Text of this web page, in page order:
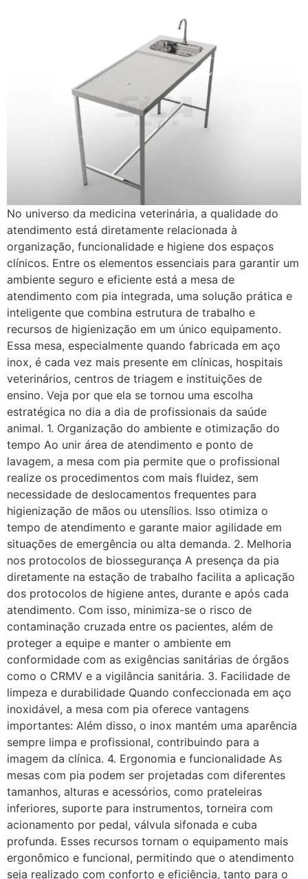
No universo da medicina veterinária, a qualidade do
atendimento está diretamente relacionada à
organização, funcionalidade e higiene dos espaços
clínicos. Entre os elementos essenciais para garantir um
ambiente seguro e eficiente está a mesa de
atendimento com pia integrada, uma solução prática e
inteligente que combina estrutura de trabalho e
recursos de higienização em um único equipamento.
Essa mesa, especialmente quando fabricada em aço
inox, é cada vez mais presente em clínicas, hospitais
veterinários, centros de triagem e instituições de
ensino. Veja por que ela se tornou uma escolha
estratégica no dia a dia de profissionais da saúde
animal. 1. Organização do ambiente e otimização do
tempo Ao unir área de atendimento e ponto de
lavagem, a mesa com pia permite que o profissional
realize os procedimentos com mais fluidez, sem
necessidade de deslocamentos frequentes para
higienização de mãos ou utensílios. Isso otimiza o
tempo de atendimento e garante maior agilidade em
situações de emergência ou alta demanda. 2. Melhoria
nos protocolos de biossegurança A presença da pia
diretamente na estação de trabalho facilita a aplicação
dos protocolos de higiene antes, durante e após cada
atendimento. Com isso, minimiza-se o risco de
contaminação cruzada entre os pacientes, além de
proteger a equipe e manter o ambiente em
conformidade com as exigências sanitárias de órgãos
como o CRMV e a vigilância sanitária. 3. Facilidade de
limpeza e durabilidade Quando confeccionada em aço
inoxidável, a mesa com pia oferece vantagens
importantes: Além disso, o inox mantém uma aparência
sempre limpa e profissional, contribuindo para a
imagem da clínica. 4. Ergonomia e funcionalidade As
mesas com pia podem ser projetadas com diferentes
tamanhos, alturas e acessórios, como prateleiras
inferiores, suporte para instrumentos, torneira com
acionamento por pedal, válvula sifonada e cuba
profunda. Esses recursos tornam o equipamento mais
ergonômico e funcional, permitindo que o atendimento
seja realizado com conforto e eficiência, tanto para o